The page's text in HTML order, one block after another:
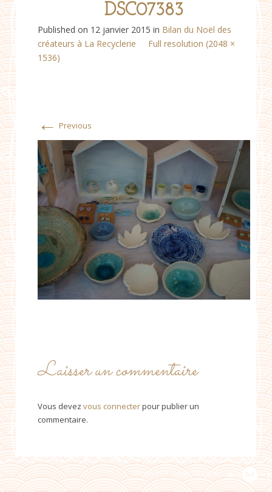
DSC07383
Published on 12 janvier 2015 in Bilan du Noël des
créateurs à La Recyclerie
Full resolution (2048 ×
1536)
← Previous
Laisser un commentaire
Vous devez vous connecterpour publier un
commentaire.
PROUDLY DESIGNED BY